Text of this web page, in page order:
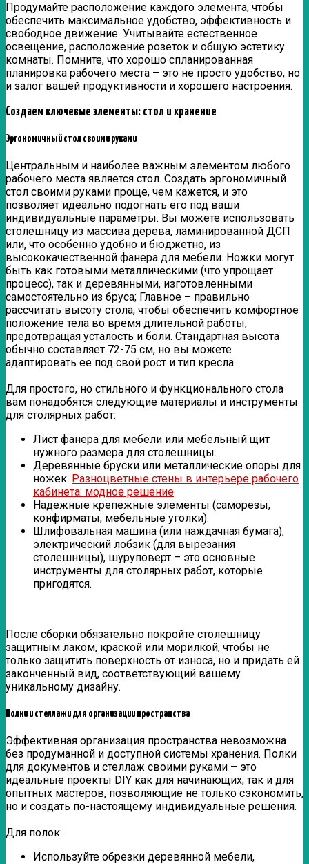
Продумайте расположение каждого элемента, чтобы
обеспечить максимальное удобство, эффективность и
свободное движение. Учитывайте естественное
освещение, расположение розеток и общую эстетику
комнаты. Помните, что хорошо спланированная
планировка рабочего места – это не просто удобство, но
и залог вашей продуктивности и хорошего настроения.
Создаем ключевые элементы: стол и хранение
Эргономичный стол своими руками
Центральным и наиболее важным элементом любого
рабочего места является стол. Создать эргономичный
стол своими руками проще, чем кажется, и это
позволяет идеально подогнать его под ваши
индивидуальные параметры. Вы можете использовать
столешницу из массива дерева, ламинированной ДСП
или, что особенно удобно и бюджетно, из
высококачественной фанера для мебели. Ножки могут
быть как готовыми металлическими (что упрощает
процесс), так и деревянными, изготовленными
самостоятельно из бруса; Главное – правильно
рассчитать высоту стола, чтобы обеспечить комфортное
положение тела во время длительной работы,
предотвращая усталость и боли. Стандартная высота
обычно составляет 72-75 см, но вы можете
адаптировать ее под свой рост и тип кресла.
Для простого, но стильного и функционального стола
вам понадобятся следующие материалы и инструменты
для столярных работ:
Лист фанера для мебели или мебельный щит
нужного размера для столешницы.
Деревянные бруски или металлические опоры для
ножек. Разноцветные стены в интерьере рабочего
кабинета: модное решение
Надежные крепежные элементы (саморезы,
конфирматы, мебельные уголки).
Шлифовальная машина (или наждачная бумага),
электрический лобзик (для вырезания
столешницы), шуруповерт – это основные
инструменты для столярных работ, которые
пригодятся.
После сборки обязательно покройте столешницу
защитным лаком, краской или морилкой, чтобы не
только защитить поверхность от износа, но и придать ей
законченный вид, соответствующий вашему
уникальному дизайну.
Полки и стеллажи для организации пространства
Эффективная организация пространства невозможна
без продуманной и доступной системы хранения. Полки
для документов и стеллаж своими руками – это
идеальные проекты DIY как для начинающих, так и для
опытных мастеров, позволяющие не только сэкономить,
но и создать по-настоящему индивидуальные решения.
Для полок:
Используйте обрезки деревянной мебели,